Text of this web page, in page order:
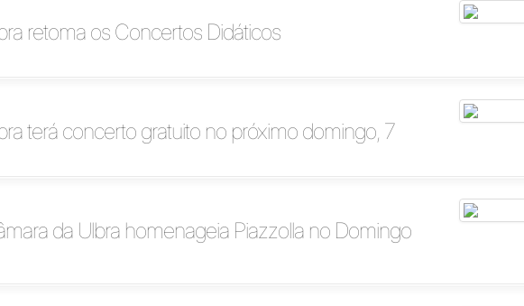
retoma os Concertos Didáticos
terá concerto gratuito no próximo domingo, 7
da Ulbra homenageia Piazzolla no Domingo